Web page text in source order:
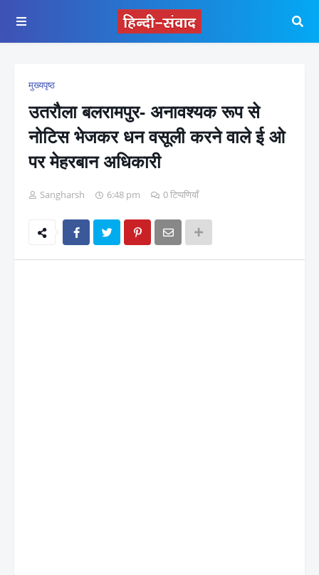
मुख्यपृष्ठ
उतरौला बलरामपुर- अनावश्यक रूप से
नोटिस भेजकर धन वसूली करने वाले ई ओ
पर मेहरबान अधिकारी
Sangharsh 6:48 pm 0 टिप्पणियाँ